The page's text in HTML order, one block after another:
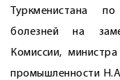
Туркменистана
болезней на
Комиссии,
промышленности